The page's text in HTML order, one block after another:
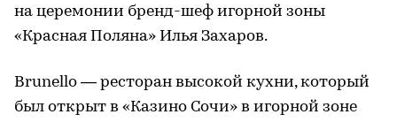
на церемонии бренд-шеф игорной зоны
«Красная Поляна» Илья Захаров.
Brunello — ресторан высокой кухни, который
был открыт в «Казино Сочи» в игорной зоне